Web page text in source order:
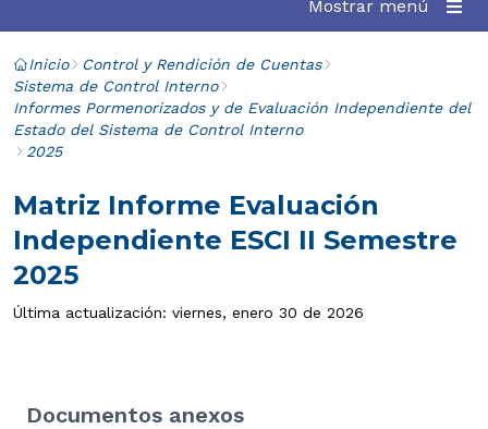
Mostrar menú
Inicio
Control y Rendición de Cuentas
Sistema de Control Interno
Informes Pormenorizados y de Evaluación Independiente del
Estado del Sistema de Control Interno
2025
Matriz Informe Evaluación
Independiente ESCI II Semestre
2025
Última actualización: viernes, enero 30 de 2026
Documentos anexos